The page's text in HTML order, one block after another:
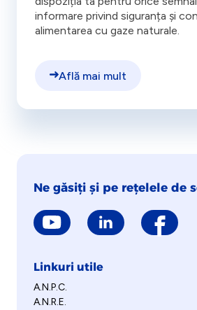
informare privind siguranța și
alimentarea cu gaze naturale.
Află mai mult
Ne găsiți și pe rețelele de
Linkuri utile
A.N.P.C.
A.N.R.E.